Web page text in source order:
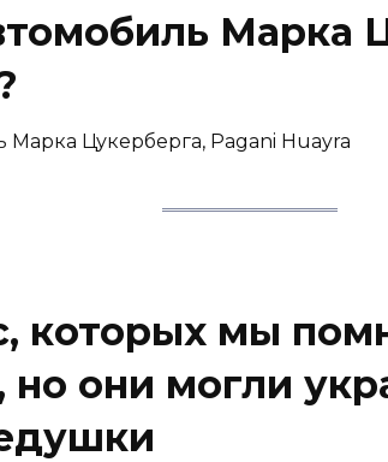
Марка
Цукерберга, Pagani Huayra
которых мы
они могли